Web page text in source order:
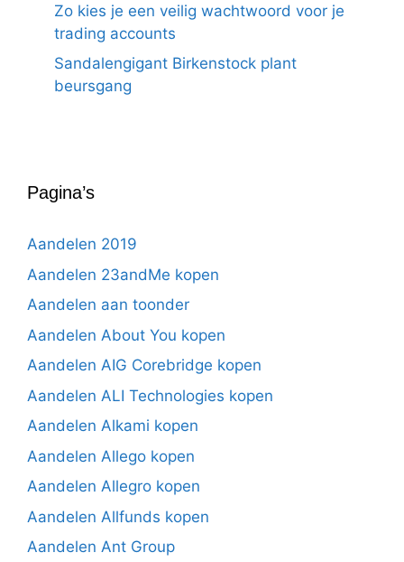
Zo kies je een veilig wachtwoord voor je
trading accounts
Sandalengigant Birkenstock plant
beursgang
Pagina’s
Aandelen 2019
Aandelen 23andMe kopen
Aandelen aan toonder
Aandelen About You kopen
Aandelen AIG Corebridge kopen
Aandelen ALI Technologies kopen
Aandelen Alkami kopen
Aandelen Allego kopen
Aandelen Allegro kopen
Aandelen Allfunds kopen
Aandelen Ant Group